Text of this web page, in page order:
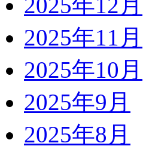
2025年11月
2025年10月
2025年9月
2025年8月